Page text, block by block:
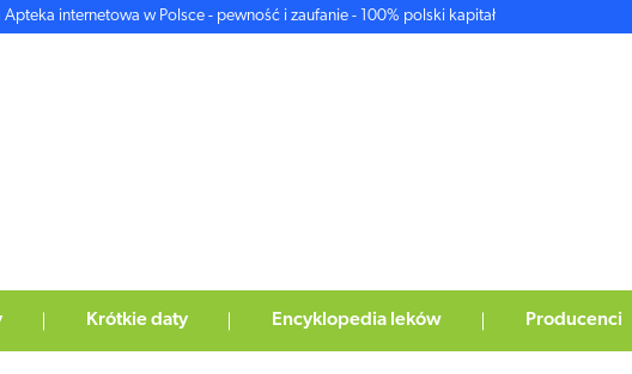
Apteka internetowa w Polsce - pewność i zaufanie - 100% polski kapitał
Krótkie daty Encyklopedia leków Producenci